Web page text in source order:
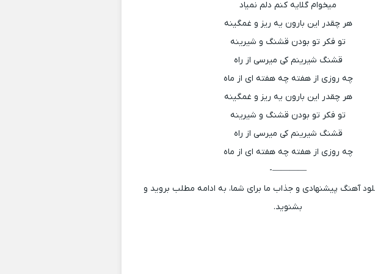
میخوام گلایه کنم دلم نمیاد
هر چقدر این بارون یه ریز و غمگینه
تو فکر تو بودن قشنگ و شیرینه
قشنگ شیرینم کی میرسی از راه
چه روزی از هفته چه هفته ای از ماه
هر چقدر این بارون یه ریز و غمگینه
تو فکر تو بودن قشنگ و شیرینه
قشنگ شیرینم کی میرسی از راه
چه روزی از هفته چه هفته ای از ماه
————-
آهنگ پیشنهادی و جذاب ما برای شما، به ادامه مطلب بروید و
بشنوید.